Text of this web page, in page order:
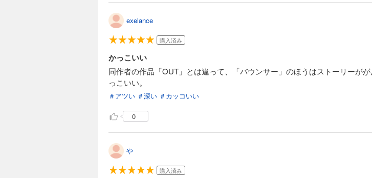
exelance
購入済み
かっこいい
同作者の作品「OUT」とは違って、「バウンサー」のほうはストーリーが
っこいい。
＃アツい ＃深い ＃カッコいい
0
や
購入済み